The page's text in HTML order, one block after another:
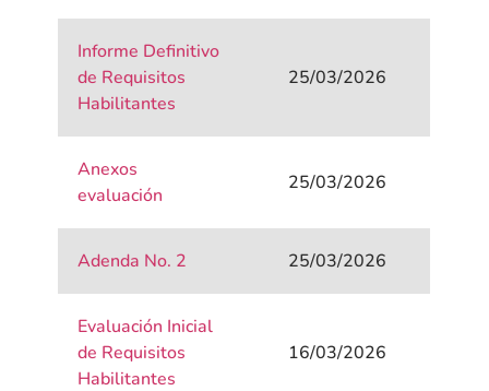
Informe Definitivo
de Requisitos
Habilitantes
25/03/2026
Anexos
evaluación
25/03/2026
Adenda No. 2 25/03/2026
Evaluación Inicial
de Requisitos
Habilitantes
16/03/2026